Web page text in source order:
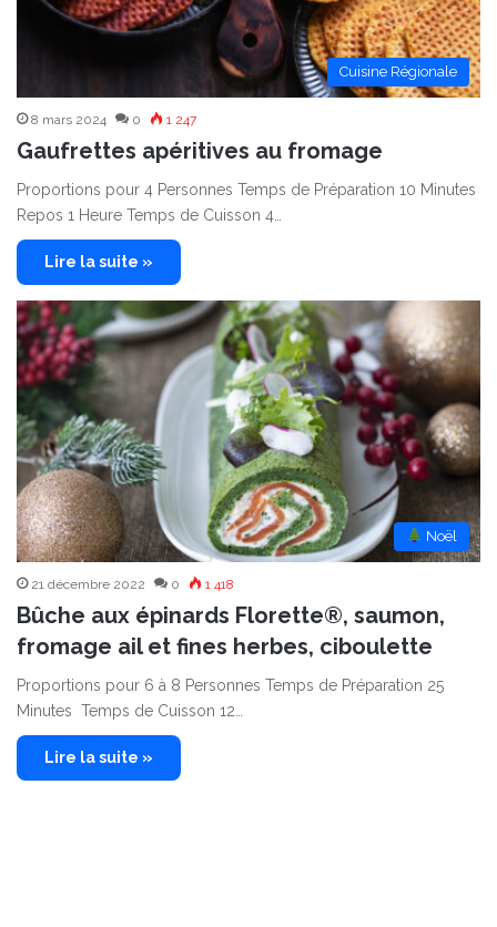
Cuisine Régionale
8 mars 2024 0 1 247
Gaufrettes apéritives au fromage
Proportions pour 4 Personnes Temps de Préparation 10 Minutes
Repos 1 Heure Temps de Cuisson 4…
Lire la suite »
︎ Noël
21 décembre 2022 0 1 418
Bûche aux épinards Florette®, saumon,
fromage ail et fines herbes, ciboulette
Proportions pour 6 à 8 Personnes Temps de Préparation 25
Minutes Temps de Cuisson 12…
Lire la suite »